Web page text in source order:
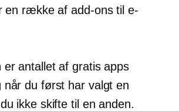
en række afadd-onstil e-
er antallet af gratis apps
du først har valgt en
ikke skifte til en anden.